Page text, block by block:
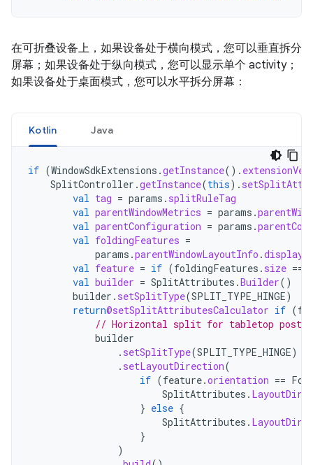
在可折叠设备上，如果设备处于横向模式，您可以垂直拆分
屏幕；如果设备处于纵向模式，您可以显示单个 activity；
如果设备处于桌面模式，您可以水平拆分屏幕：
Kotlin Java
if (WindowSdkExtensions .getInstance().
SplitController .getInstance(this).
val tag = params . splitRuleTag
val parentWindowMetrics = params .
val parentConfiguration = params .
val foldingFeatures =
params .parentWindowLayoutInfo .
val feature = if (foldingFeatures . size ==
val builder = SplitAttributes .Builder()
builder . setSplitType(SPLIT_TYPE_HINGE)
return@setSplitAttributesCalculator if (
// Horizontal split for tabletop
builder
. setSplitType(SPLIT_TYPE_HINGE)
. setLayoutDirection(
if (feature.orientation ==
SplitAttributes .
} else {
SplitAttributes .
}
)